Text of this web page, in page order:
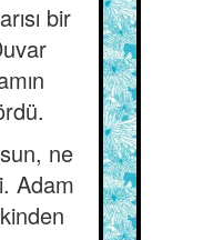
bir
ne
Adam